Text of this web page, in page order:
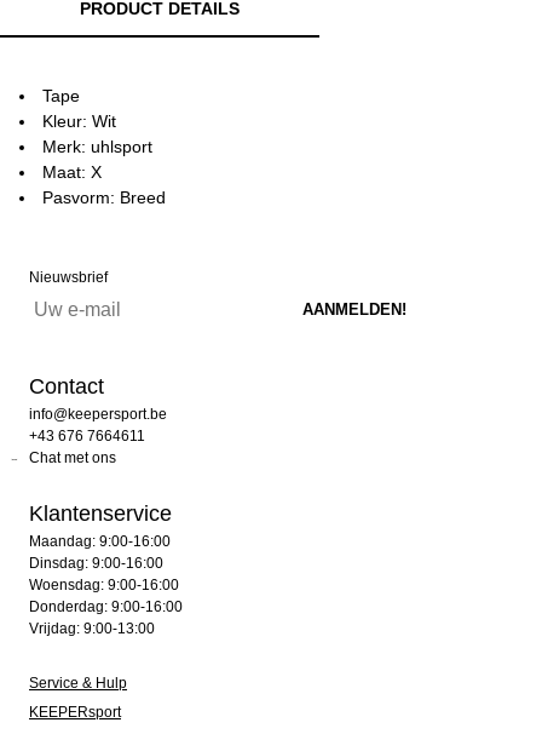
PRODUCT DETAILS
Tape
Kleur: Wit
Merk: uhlsport
Maat: X
Pasvorm: Breed
Nieuwsbrief
Contact
info@keepersport.be
+43 676 7664611
Chat met ons
Klantenservice
Maandag: 9:00-16:00
Dinsdag: 9:00-16:00
Woensdag: 9:00-16:00
Donderdag: 9:00-16:00
Vrijdag: 9:00-13:00
Service & Hulp
KEEPERsport